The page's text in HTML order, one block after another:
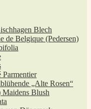
Blech
de Belgique (Pedersen)
Parmentier
„Alte Rosen“
Maidens Blush